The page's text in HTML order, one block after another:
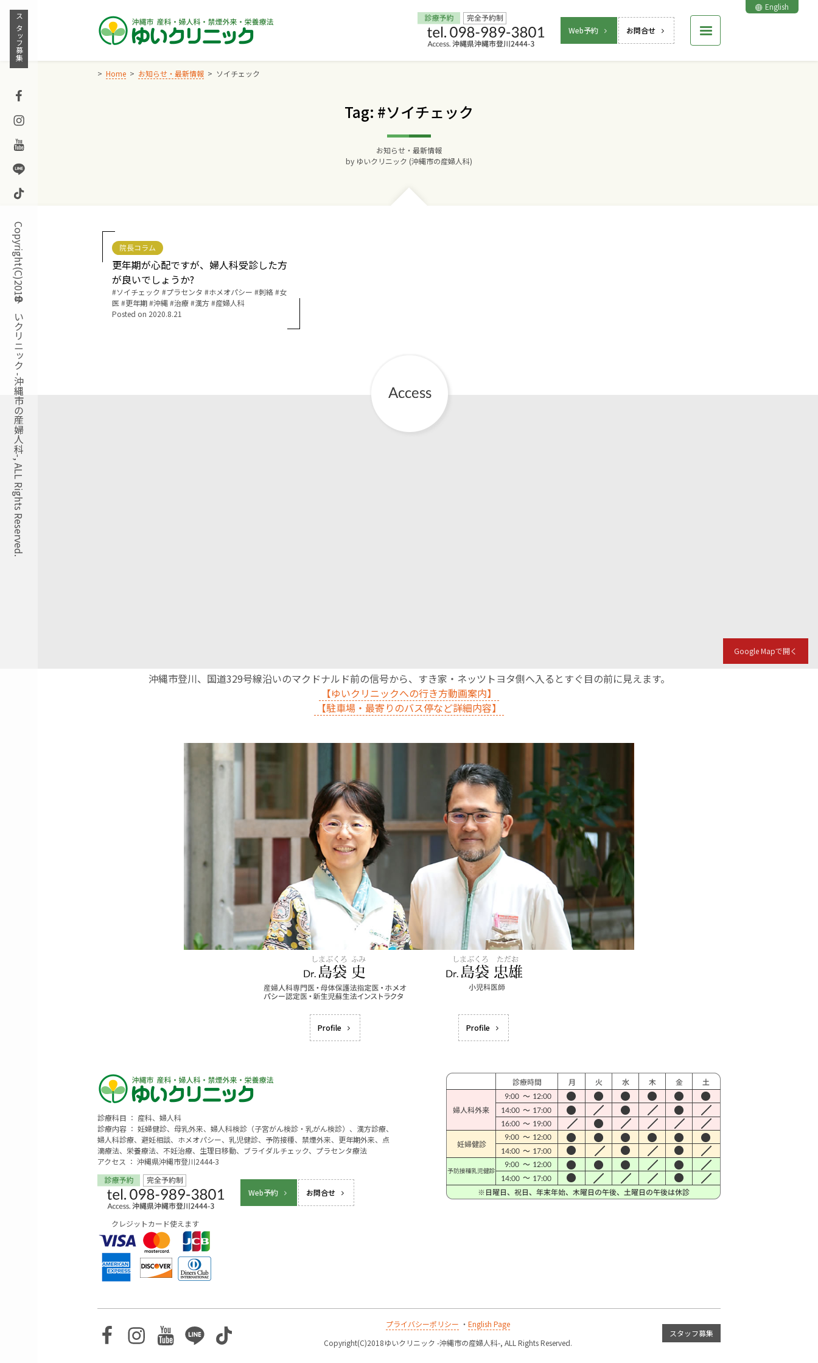
Skip
content
Web予約 お問合せ
English
スタッフ募集
Facebook
Instagram
Youtube
Line
TikTok
Copyright(C)2018ゆいクリニック -沖縄市の産婦人科-, ALL Rights Reserved.
Home お知らせ・最新情報 ソイチェック
Tag: #ソイチェック
お知らせ・最新情報
by ゆいクリニック (沖縄市の産婦人科)
院長コラム
更年期が心配ですが、婦人科受診した方
が良いでしょうか?
Tags:
ソイチェック プラセンタ ホメオパシー 刺絡
女
医
更年期 沖縄 治療 漢方
産婦人科
Posted on 2020.8.21
Google Mapで開く
沖縄市登川、国道329号線沿いのマクドナルド前の信号から、すき家・ネッツトヨタ側へ入るとすぐ目の前に見えます。
【ゆいクリニックへの行き方動画案内】
【駐車場・最寄りのバス停など詳細内容】
Profile Profile
診療科目 ： 産科、婦人科
診療内容 ： 妊婦健診、母乳外来、婦人科検診（子宮がん検診・乳がん検診）、漢方診療、
婦人科診療、避妊相談、ホメオパシー、乳児健診、予防接種、禁煙外来、更年期外来、点
滴療法、栄養療法、不妊治療、生理日移動、ブライダルチェック、プラセンタ療法
アクセス ： 沖縄県沖縄市登川2444-3
Web予約 お問合せ
クレジットカード使えます
Facebook
Instagram
Youtube
LineTikTok プライバシーポリシー ・ English Page
Copyright(C)2018ゆいクリニック -沖縄市の産婦人科-, ALL Rights Reserved.
スタッフ募集
交通アクセス
院長からのごあいさつ
ゆいクリニックの経営理念
予防接種
その他の診療内容